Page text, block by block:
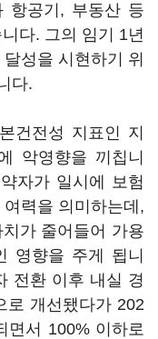
항공기, 부동산 등
다. 그의 임기 1년
성을 시현하기 위
다.
건전성 지표인 지
악영향을 끼칩니
자가 일시에 보험
력을 의미하는데,
가 줄어들어 가용
영향을 주게 됩니
전환 이후 내실 경
로 개선됐다가 202
면서 100% 이하로